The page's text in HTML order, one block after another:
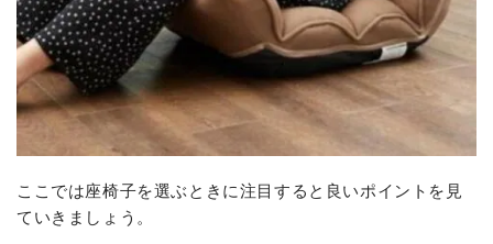
ここでは座椅子を選ぶときに注目すると良いポイントを見
ていきましょう。